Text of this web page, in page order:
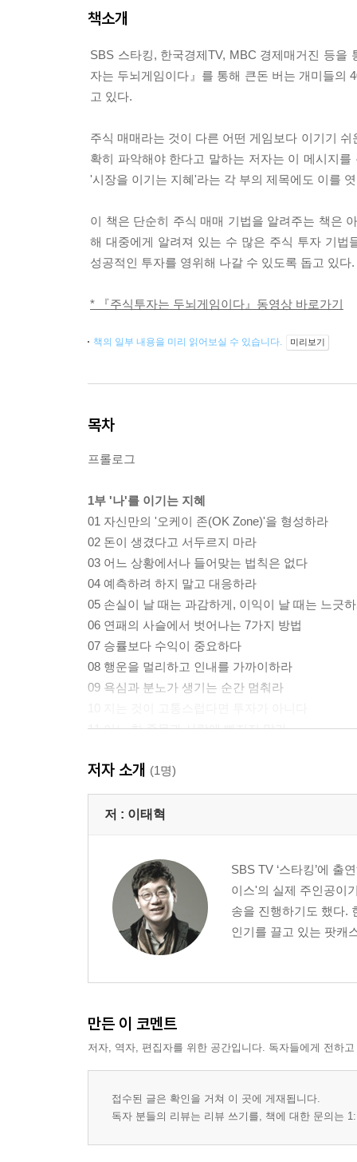
책소개
SBS 스타킹, 한국경제TV, MBC 경제매거진 등
자는 두뇌게임이다』를 통해 큰돈 버는 개미들의
고 있다.
주식 매매라는 것이 다른 어떤 게임보다 이기기
확히 파악해야 한다고 말하는 저자는 이 메시지
'시장을 이기는 지혜'라는 각 부의 제목에도 이를
이 책은 단순히 주식 매매 기법을 알려주는 책은
해 대중에게 알려져 있는 수 많은 주식 투자 기법
성공적인 투자를 영위해 나갈 수 있도록 돕고 있다.
* 『주식투자는 두뇌게임이다』동영상 바로가기
책의 일부 내용을 미리 읽어보실 수 있습니다. 미리보기
목차
프롤로그
1부 '나'를 이기는 지혜
01 자신만의 '오케이 존(OK Zone)'을 형성하라
02 돈이 생겼다고 서두르지 마라
03 어느 상황에서나 들어맞는 법칙은 없다
04 예측하려 하지 말고 대응하라
05 손실이 날 때는 과감하게, 이익이 날 때는 느긋
06 연패의 사슬에서 벗어나는 7가지 방법
07 승률보다 수익이 중요하다
08 행운을 멀리하고 인내를 가까이하라
09 욕심과 분노가 생기는 순간 멈춰라
11 어느 한 종목과 사랑에 빠지지 말라
13 마음이 고통스러울수록 수익에 가까워진다
14 수익은 천천히 쌓아가는 것이다
15 달리는 종목에 피라미드를 쌓아라
2부 '상대'를 이기는 지혜
17 한번에 이기려고 하지 마라
18 고수는 남이 가진 패를 생각한다
19 자기중심적이 아닌 관계중심적으로 선택하라
20 전문가들이 처한 한계를 직시하라
23 큰손의 입장에서 생각하라
25 금융 산업 안에는 도박적 요소가 숨어 있다
26 끊임없이 관찰하는 사람만이 승자가 된다
27 '지금'이라는 심리에 말려들지 말라
저자 소개 (1명)
저 : 이태혁
SBS TV ‘스타킹’에 출
이스'의 실제 주인공이
송을 진행하기도 했다.
인기를 끌고 있는 팟캐
만든 이 코멘트
저자, 역자, 편집자를 위한 공간입니다. 독자들에게 전하
접수된 글은 확인을 거쳐 이 곳에 게재됩니다.
독자 분들의 리뷰는 리뷰 쓰기를, 책에 대한 문의는